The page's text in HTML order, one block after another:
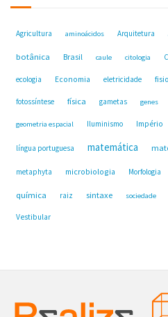
Agricultura aminoácidos Arquitetura
botânica Brasil caule citologia
ecologia Economia eletricidade
fotossíntese física gametas genes
geometria espacial Iluminismo Império
língua portuguesa matemática
metaphyta microbiologia Morfologia
química raiz sintaxe sociedade
Vestibular